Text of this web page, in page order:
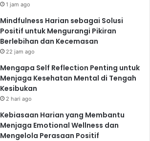
1 jam ago
Mindfulness Harian sebagai Solusi
Positif untuk Mengurangi Pikiran
Berlebihan dan Kecemasan
22 jam ago
Mengapa Self Reflection Penting untuk
Menjaga Kesehatan Mental di Tengah
Kesibukan
2 hari ago
Kebiasaan Harian yang Membantu
Menjaga Emotional Wellness dan
Mengelola Perasaan Positif